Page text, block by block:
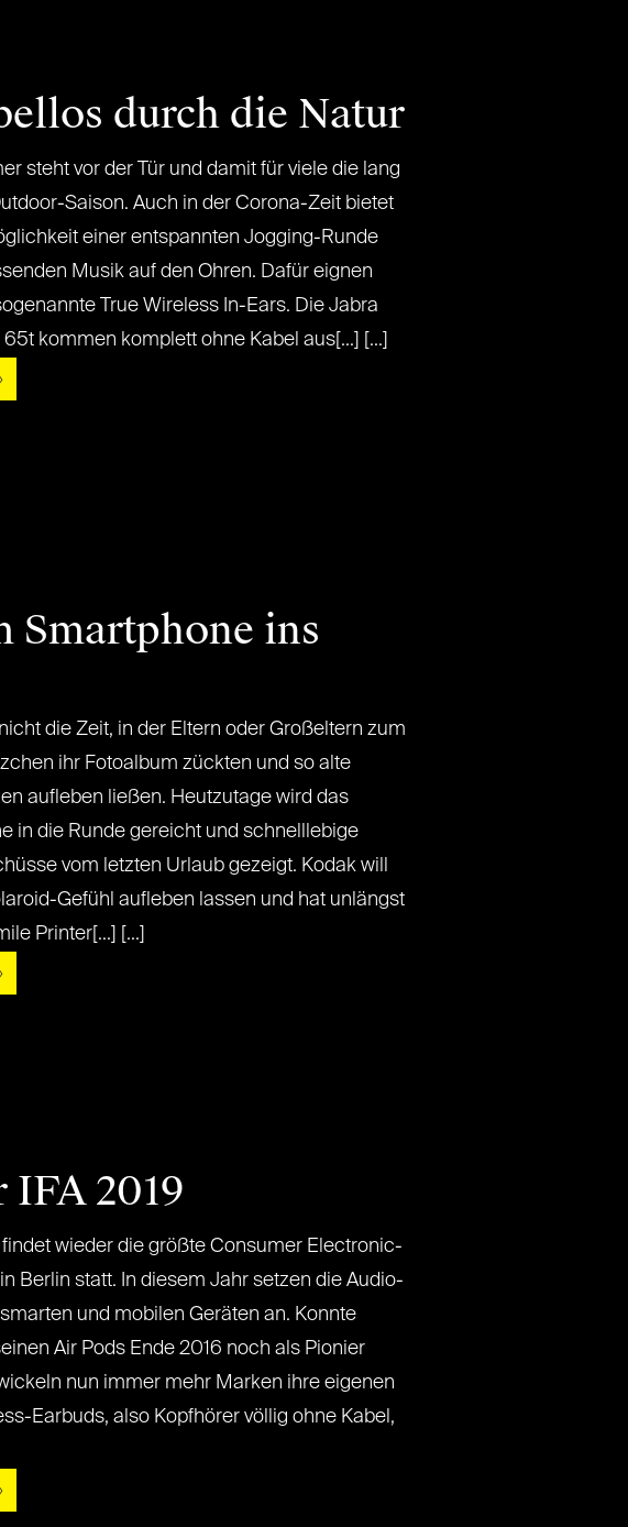
durch die Natur
steht vor der Tür und damit für viele die lang
Saison. Auch in der Corona-Zeit bietet
einer entspannten Jogging-Runde
Musik auf den Ohren. Dafür eignen
True Wireless In-Ears. Die Jabra
65t kommen komplett ohne Kabel aus[...] [...]
Smartphone ins
die Zeit, in der Eltern oder Großeltern zum
ihr Fotoalbum zückten und so alte
aufleben ließen. Heutzutage wird das
in die Runde gereicht und schnelllebige
vom letzten Urlaub gezeigt. Kodak will
Gefühl aufleben lassen und hat unlängst
Printer[...] [...]
IFA 2019
wieder die größte Consumer Electronic-
Berlin statt. In diesem Jahr setzen die Audio-
und mobilen Geräten an. Konnte
Air Pods Ende 2016 noch als Pionier
nun immer mehr Marken ihre eigenen
Earbuds, also Kopfhörer völlig ohne Kabel,